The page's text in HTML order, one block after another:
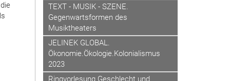
TEXT - MUSIK - SZENE.
Gegenwartsformen des
Musiktheaters
JELINEK GLOBAL.
Ökonomie.Ökologie.Kolonialismus
2023
Ringvorlesung Geschlecht und